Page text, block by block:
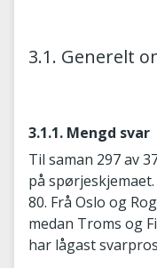
3.1. Generelt
3.1.1. Mengd svar
Til saman 297 av
på
80. Frå Oslo og
medan Troms og
har lågast